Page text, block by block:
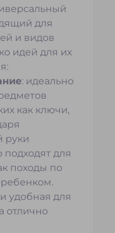
для
и видов
идей для их
: идеально
как ключи,
руки
для
походы по
удобная для
отлично